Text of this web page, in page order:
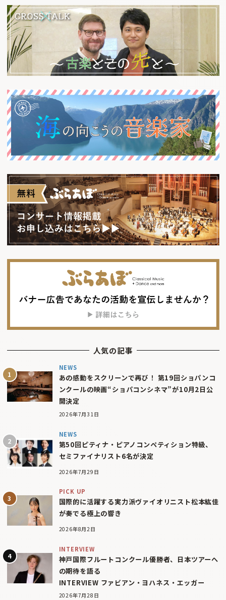
人気の記事
NEWS
あの感動をスクリーンで再び！ 第19回ショパンコ
ンクールの映画“ショパコンシネマ”が10月2日公
開決定
2026年7月31日
NEWS
第50回ピティナ・ピアノコンペティション特級、
セミファイナリスト6名が決定
2026年7月29日
PICK UP
国際的に活躍する実力派ヴァイオリニスト松本紘佳
が奏でる極上の響き
2026年8月2日
INTERVIEW
神戸国際フルートコンクール優勝者、日本ツアーへ
の期待を語る
INTERVIEW ファビアン・ヨハネス・エッガー
2026年7月28日